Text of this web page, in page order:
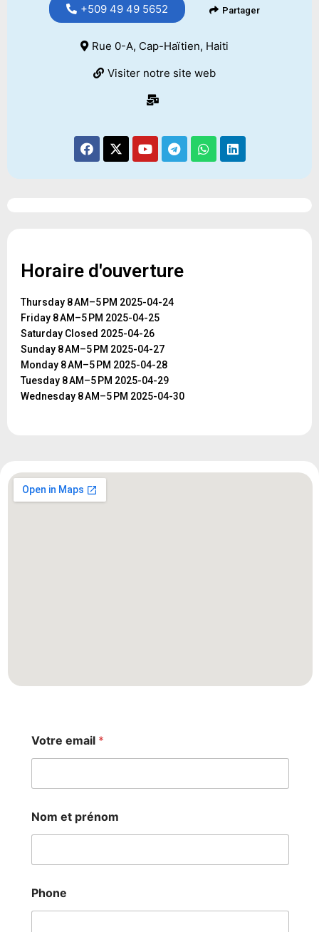
+509 49 49 5652 Partager
Rue 0-A, Cap-Haïtien, Haiti
Visiter notre site web
Horaire d'ouverture
Thursday 8 AM–5 PM 2025-04-24
Friday 8 AM–5 PM 2025-04-25
Saturday Closed 2025-04-26
Sunday 8 AM–5 PM 2025-04-27
Monday 8 AM–5 PM 2025-04-28
Tuesday 8 AM–5 PM 2025-04-29
Wednesday 8 AM–5 PM 2025-04-30
o
m
o
r
e
m
s
a
Votre email *
Nom et prénom
Phone